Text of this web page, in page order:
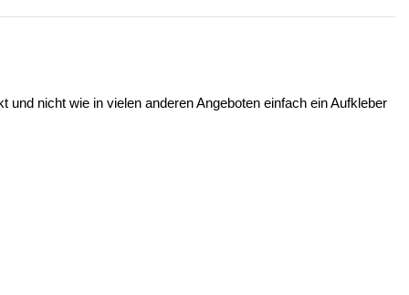
nicht wie in vielen anderen Angeboten einfach ein Aufkleber